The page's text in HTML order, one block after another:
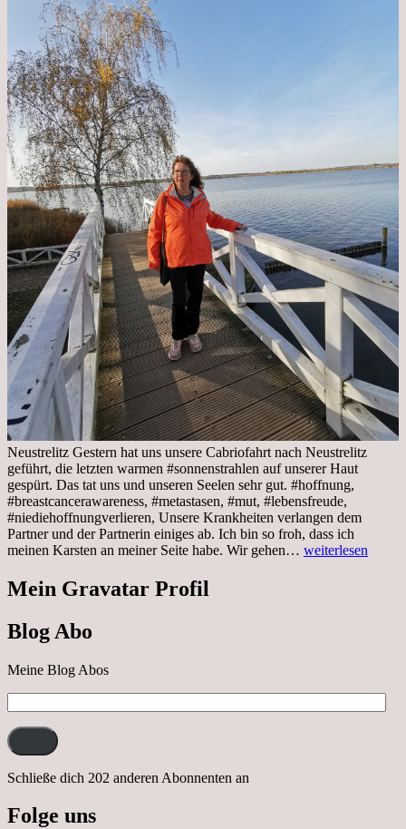
Neustrelitz Gestern hat uns unsere Cabriofahrt nach Neustrelitz
geführt, die letzten warmen #sonnenstrahlen auf unserer Haut
gespürt. Das tat uns und unseren Seelen sehr gut. #hoffnung,
#breastcancerawareness, #metastasen, #mut, #lebensfreude,
#niediehoffnungverlieren, Unsere Krankheiten verlangen dem
Partner und der Partnerin einiges ab. Ich bin so froh, dass ich
meinen Karsten an meiner Seite habe. Wir gehen… Sonnabend,
weiterlesen
Mein Gravatar Profil
Blog Abo
Meine Blog Abos
Mail-
Adresse:
Schließe dich 202 anderen Abonnenten an
Folge uns